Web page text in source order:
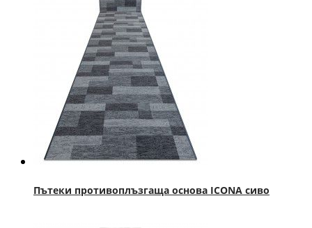
Пътеки противоплъзгаща основа ICONA сиво